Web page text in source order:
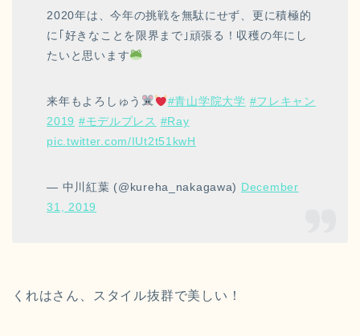
2020年は、今年の挑戦を無駄にせず、更に積極的
に｢好きなことを限界まで｣頑張る！収穫の年にし
たいと思います
来年もよろしゅう #青山学院大学 #フレキャン
2019 #モデルプレス #Ray
pic.twitter.com/IUt2t51kwH
— 中川紅葉 (@kureha_nakagawa) December
31, 2019
くれはさん、スタイル抜群で美しい！